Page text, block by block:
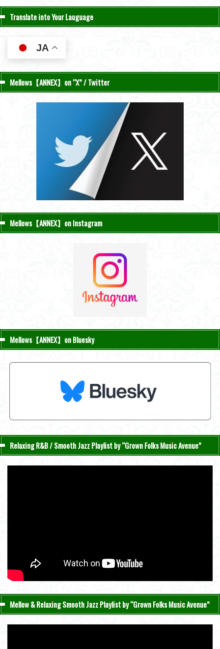
Translate into Your Lauguage
JA
Mellows【ANNEX】on “X” / Twitter
Mellows【ANNEX】on Instagram
Mellows【ANNEX】on Bluesky
Relaxing R&B / Smooth Jazz Playlist by “Grown Folks Music Avenue”
Mellow & Relaxing Smooth Jazz Playlist by “Grown Folks Music Avenue”